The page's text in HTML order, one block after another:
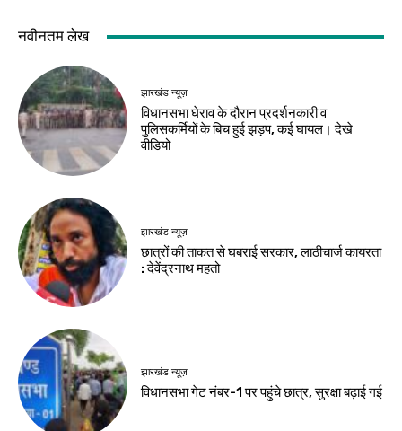
जमशेदपुर
छात्रों के आंदोलन ने
खोली सरकार के
दुलाल भुइयां
Birsa Bhumi Live -
August 10, 2026
झारखंड न्यूज़
झारखंड विधानसभा में
झारखंड न्यूज़
वाटर कैनन के बीच झूमे
छात्र, बैरिकेड पर किया